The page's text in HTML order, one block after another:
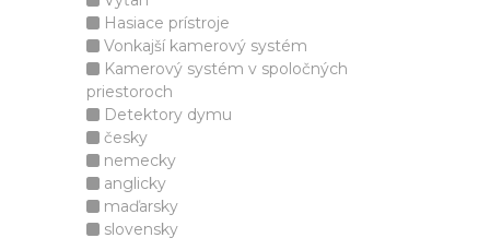
Hasiace prístroje
Vonkajší kamerový systém
Kamerový systém v spoločných
priestoroch
Detektory dymu
česky
nemecky
anglicky
maďarsky
slovensky